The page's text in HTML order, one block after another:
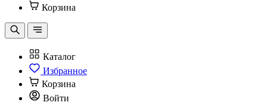
Корзина
Каталог
Избранное
Корзина
Войти